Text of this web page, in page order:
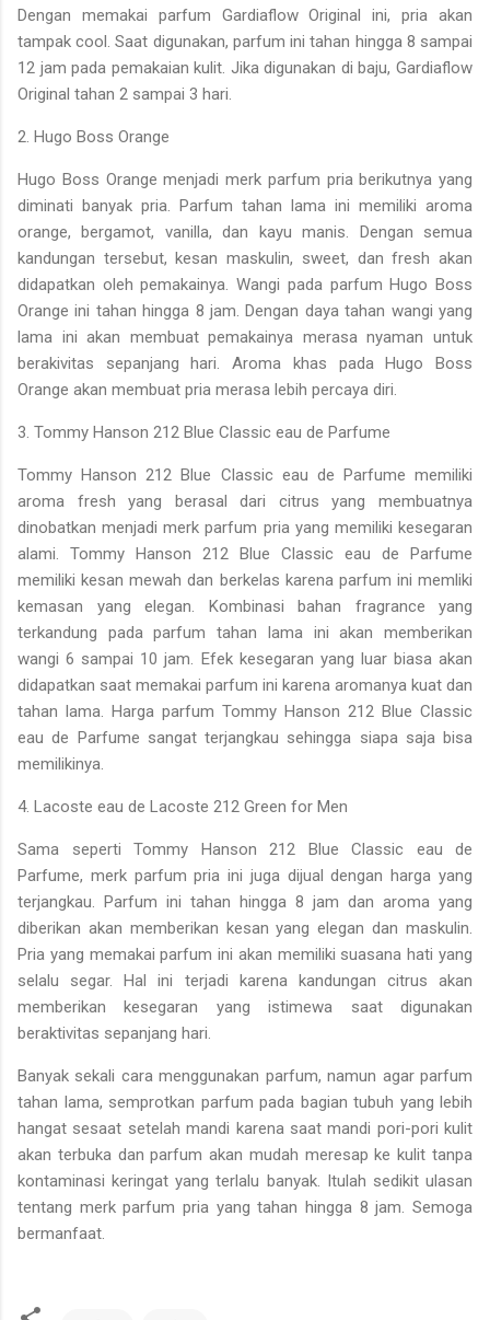
Dengan memakai parfum Gardiaflow Original ini, pria akan
tampak cool. Saat digunakan, parfum ini tahan hingga 8 sampai
12 jam pada pemakaian kulit. Jika digunakan di baju, Gardiaflow
Original tahan 2 sampai 3 hari.
2. Hugo Boss Orange
Hugo Boss Orange menjadi merk parfum pria berikutnya yang
diminati banyak pria. Parfum tahan lama ini memiliki aroma
orange, bergamot, vanilla, dan kayu manis. Dengan semua
kandungan tersebut, kesan maskulin, sweet, dan fresh akan
didapatkan oleh pemakainya. Wangi pada parfum Hugo Boss
Orange ini tahan hingga 8 jam. Dengan daya tahan wangi yang
lama ini akan membuat pemakainya merasa nyaman untuk
berakivitas sepanjang hari. Aroma khas pada Hugo Boss
Orange akan membuat pria merasa lebih percaya diri.
3. Tommy Hanson 212 Blue Classic eau de Parfume
Tommy Hanson 212 Blue Classic eau de Parfume memiliki
aroma fresh yang berasal dari citrus yang membuatnya
dinobatkan menjadi merk parfum pria yang memiliki kesegaran
alami. Tommy Hanson 212 Blue Classic eau de Parfume
memiliki kesan mewah dan berkelas karena parfum ini memliki
kemasan yang elegan. Kombinasi bahan fragrance yang
terkandung pada parfum tahan lama ini akan memberikan
wangi 6 sampai 10 jam. Efek kesegaran yang luar biasa akan
didapatkan saat memakai parfum ini karena aromanya kuat dan
tahan lama. Harga parfum Tommy Hanson 212 Blue Classic
eau de Parfume sangat terjangkau sehingga siapa saja bisa
memilikinya.
4. Lacoste eau de Lacoste 212 Green for Men
Sama seperti Tommy Hanson 212 Blue Classic eau de
Parfume, merk parfum pria ini juga dijual dengan harga yang
terjangkau. Parfum ini tahan hingga 8 jam dan aroma yang
diberikan akan memberikan kesan yang elegan dan maskulin.
Pria yang memakai parfum ini akan memiliki suasana hati yang
selalu segar. Hal ini terjadi karena kandungan citrus akan
memberikan kesegaran yang istimewa saat digunakan
beraktivitas sepanjang hari.
Banyak sekali cara menggunakan parfum, namun agar parfum
tahan lama, semprotkan parfum pada bagian tubuh yang lebih
hangat sesaat setelah mandi karena saat mandi pori-pori kulit
akan terbuka dan parfum akan mudah meresap ke kulit tanpa
kontaminasi keringat yang terlalu banyak. Itulah sedikit ulasan
tentang merk parfum pria yang tahan hingga 8 jam. Semoga
bermanfaat.